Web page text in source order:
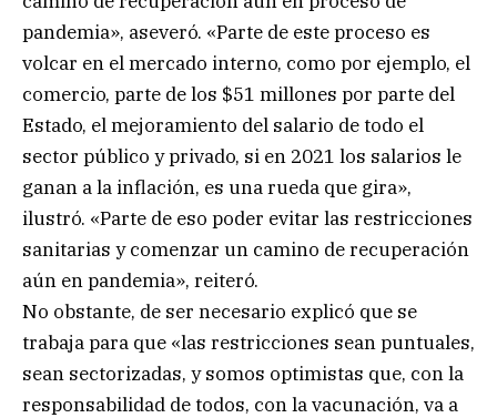
pandemia», aseveró. «Parte de este proceso es
volcar en el mercado interno, como por ejemplo, el
comercio, parte de los $51 millones por parte del
Estado, el mejoramiento del salario de todo el
sector público y privado, si en 2021 los salarios le
ganan a la inflación, es una rueda que gira»,
ilustró. «Parte de eso poder evitar las restricciones
sanitarias y comenzar un camino de recuperación
aún en pandemia», reiteró.
No obstante, de ser necesario explicó que se
trabaja para que «las restricciones sean puntuales,
sean sectorizadas, y somos optimistas que, con la
responsabilidad de todos, con la vacunación, va a